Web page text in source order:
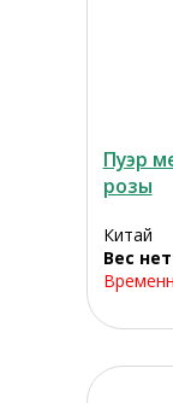
Пуэр
розы
Китай
Вес